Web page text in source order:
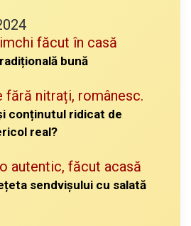
bună
conținutul ridicat de
real?
sendvișului cu salată